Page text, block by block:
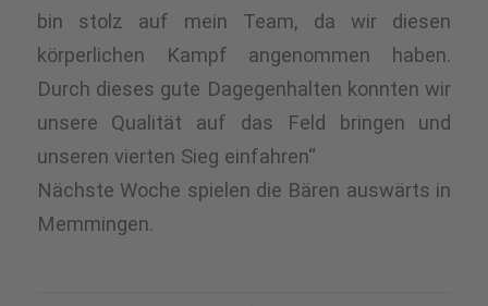
bin stolz auf mein Team, da wir diesen
körperlichen Kampf angenommen haben.
Durch dieses gute Dagegenhalten konnten wir
unsere Qualität auf das Feld bringen und
unseren vierten Sieg einfahren“
Nächste Woche spielen die Bären auswärts in
Memmingen.